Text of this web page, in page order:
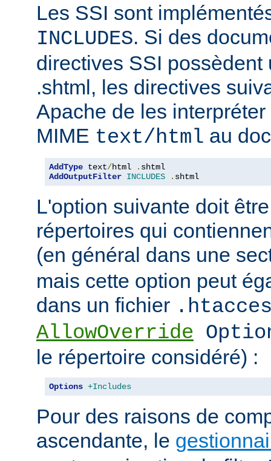
Les SSI sont
INCLUDES. Si des
directives SSI possèdent
.shtml, les directives
Apache de les
MIME text/html au
AddType text/html .
AddOutputFilter INCLUDES . shtml
L'option suivante doit
répertoires qui
(en général dans une
mais cette option peut
dans un fichier
AllowOverride
le répertoire considéré) :
Options +Includes
Pour des raisons de
ascendante, le